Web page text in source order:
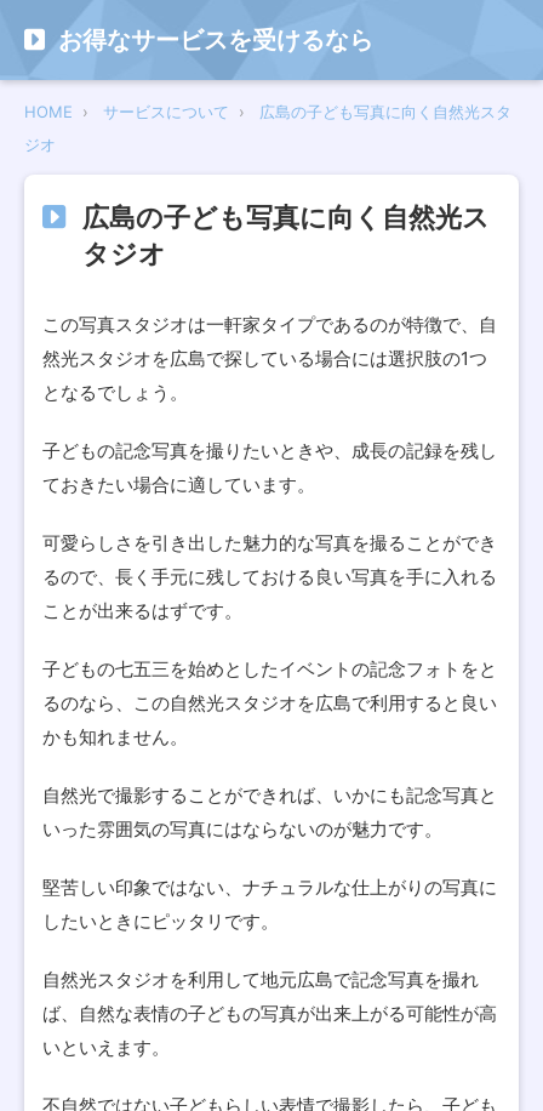
お得なサービスを受けるなら
HOME サービスについて
広島の子ども写真に向く自然光スタ
ジオ
広島の子ども写真に向く自然光ス
タジオ
この写真スタジオは一軒家タイプであるのが特徴で、自
然光スタジオを広島で探している場合には選択肢の1つ
となるでしょう。
子どもの記念写真を撮りたいときや、成長の記録を残し
ておきたい場合に適しています。
可愛らしさを引き出した魅力的な写真を撮ることができ
るので、長く手元に残しておける良い写真を手に入れる
ことが出来るはずです。
子どもの七五三を始めとしたイベントの記念フォトをと
るのなら、この自然光スタジオを広島で利用すると良い
かも知れません。
自然光で撮影することができれば、いかにも記念写真と
いった雰囲気の写真にはならないのが魅力です。
堅苦しい印象ではない、ナチュラルな仕上がりの写真に
したいときにピッタリです。
自然光スタジオを利用して地元広島で記念写真を撮れ
ば、自然な表情の子どもの写真が出来上がる可能性が高
いといえます。
不自然ではない子どもらしい表情で撮影したら、子ども